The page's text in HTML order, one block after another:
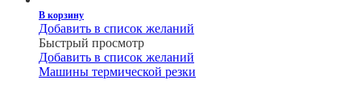
В корзину
Добавить в список желаний
Быстрый просмотр
Добавить в список желаний
Машины термической резки